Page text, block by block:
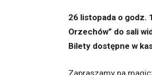
26 listopada o godz.
Orzechów” do sali
Bilety dostępne w
Zapraszamy na